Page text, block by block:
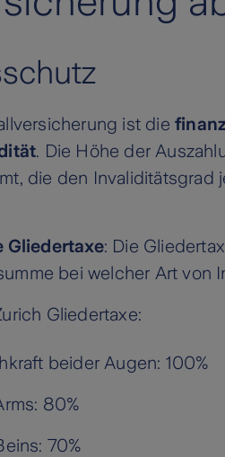
ist die
. Die Höhe der
die den Invaliditätsgrad
Gliedertaxe: Die
bei welcher Art von
Gliedertaxe:
beider Augen: 100%
80%
70%